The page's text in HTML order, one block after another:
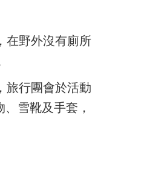
在野外沒有廁所
旅行團會於活動
雪靴及手套，